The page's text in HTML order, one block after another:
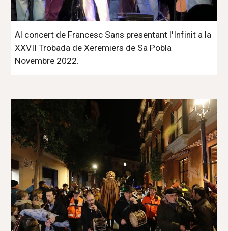
Al concert de Francesc Sans presentant l'Infinit a la
XXVII Trobada de Xeremiers de Sa Pobla
Novembre 2022.